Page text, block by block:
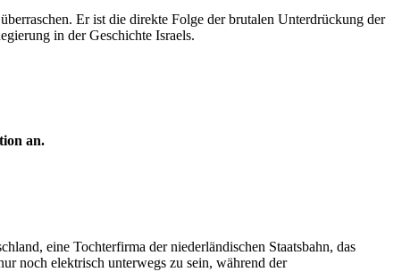
Er ist die direkte Folge der brutalen Unterdrückung der
in der Geschichte Israels.
an.
eine Tochterfirma der niederländischen Staatsbahn, das
noch elektrisch unterwegs zu sein, während der